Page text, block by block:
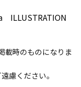
ILLUSTRATION
載時のものになりま
慮ください。